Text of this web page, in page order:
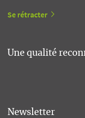
Se rétracter
Une qualité
Newsletter